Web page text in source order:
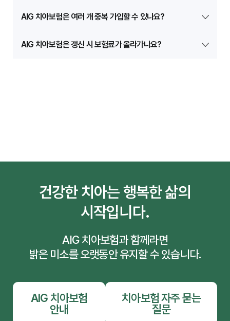
AIG 치아보험은 여러 개 중복 가입할 수 있나요?
AIG 치아보험은 갱신 시 보험료가 올라가나요?
건강한 치아는 행복한 삶의
시작입니다.
AIG 치아보험과 함께라면
밝은 미소를 오랫동안 유지할 수 있습니다.
AIG 치아보험
안내
치아보험 자주 묻는
질문